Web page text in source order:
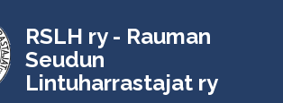
RSLH ry - Rauman
Seudun
Lintuharrastajat ry